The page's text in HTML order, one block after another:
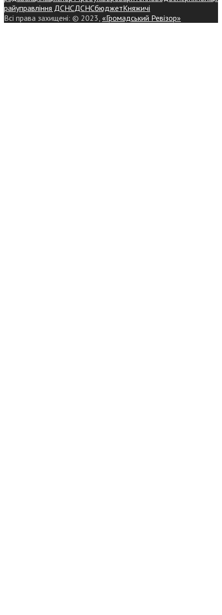
райуправління ДСНСДСНСбюджетКняжичі
Всі права захищені: © 2023, «Громадський Ревізор»